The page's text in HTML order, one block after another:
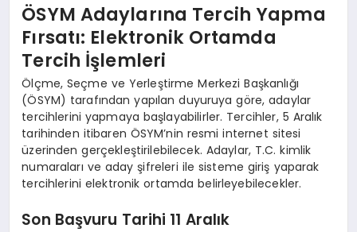
ÖSYM Adaylarına Tercih Yapma
Fırsatı: Elektronik Ortamda
Tercih İşlemleri
Ölçme, Seçme ve Yerleştirme Merkezi Başkanlığı
(ÖSYM) tarafından yapılan duyuruya göre, adaylar
tercihlerini yapmaya başlayabilirler. Tercihler, 5 Aralık
tarihinden itibaren ÖSYM’nin resmi internet sitesi
üzerinden gerçekleştirilebilecek. Adaylar, T.C. kimlik
numaraları ve aday şifreleri ile sisteme giriş yaparak
tercihlerini elektronik ortamda belirleyebilecekler.
Son Başvuru Tarihi 11 Aralık